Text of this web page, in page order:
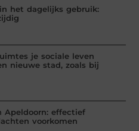
het dagelijks gebruik:
je sociale leven
nieuwe stad, zoals bij
Apeldoorn: effectief
voorkomen